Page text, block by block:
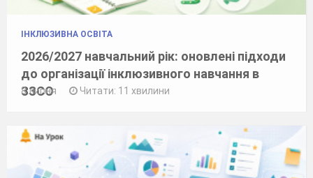
ІНКЛЮЗИВНА ОСВІТА
2026/2027 навчальний рік: оновлені підходи
до організації інклюзивного навчання в
ЗЗСО
8 липня Читати: 11 хвилини